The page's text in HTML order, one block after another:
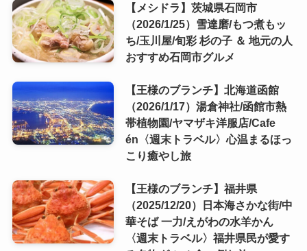
【メシドラ】茨城県石岡市
（2026/1/25）雪達磨/もつ煮もッ
ち/玉川屋/旬彩 杉の子 ＆ 地元の人
おすすめ石岡市グルメ
【王様のブランチ】北海道函館
（2026/1/17）湯倉神社/函館市熱
帯植物園/ヤマザキ洋服店/Cafe
én〈週末トラベル〉心温まるほっ
こり癒やし旅
【王様のブランチ】福井県
（2025/12/20）日本海さかな街/中
華そば 一力/えがわの水羊かん
〈週末トラベル〉福井県民が愛す